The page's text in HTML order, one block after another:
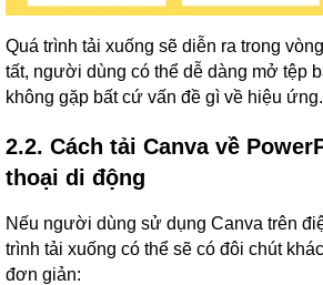
Quá trình tải xuống sẽ diễn ra trong
tất, người dùng có thể dễ dàng mở tệp
không gặp bất cứ vấn đề gì về hiệu ứng.
2.2. Cách tải Canva về
thoại di động
Nếu người dùng sử dụng Canva trên
trình tải xuống có thể sẽ có đôi chút
đơn giản: